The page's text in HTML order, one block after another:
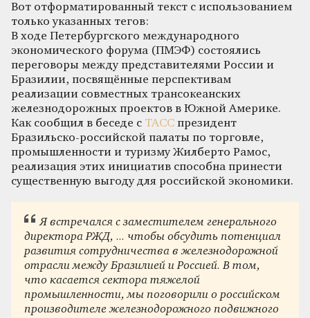
Вот отформатированный текст с использованием
только указанных тегов:
В ходе Петербургского международного
экономического форума (ПМЭФ) состоялись
переговоры между представителями России и
Бразилии, посвящённые перспективам
реализации совместных трансокеанских
железнодорожных проектов в Южной Америке.
Как сообщил в беседе с ТАСС президент
Бразильско-российской палаты по торговле,
промышленности и туризму Жилберто Рамос,
реализация этих инициатив способна принести
существенную выгоду для российской экономики.
Я встречался с заместителем генерального
директора РЖД, ... чтобы обсудить потенциал
развития сотрудничества в железнодорожной
отрасли между Бразилией и Россией. В том,
что касается сектора тяжелой
промышленности, мы поговорили о российском
производителе железнодорожного подвижного